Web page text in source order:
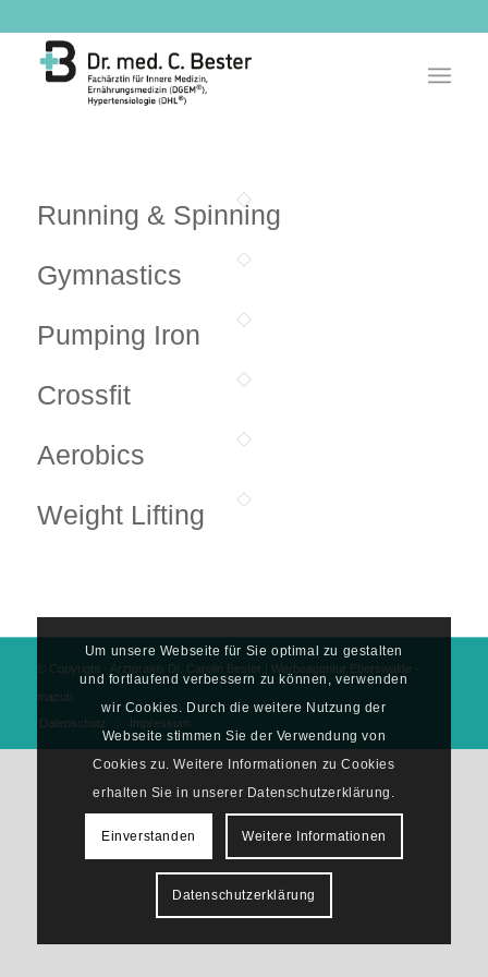
Running & Spinning
Gymnastics
Pumping Iron
Crossfit
Aerobics
Weight Lifting
© Copyright - Arztpraxis Dr. Carolin Bester | Werbeagentur Eberswalde -
macuti.
Datenschutz
Impressum
Um unsere Webseite für Sie optimal zu gestalten
und fortlaufend verbessern zu können, verwenden
wir Cookies. Durch die weitere Nutzung der
Webseite stimmen Sie der Verwendung von
Cookies zu. Weitere Informationen zu Cookies
erhalten Sie in unserer Datenschutzerklärung.
Einverstanden Weitere Informationen
Datenschutzerklärung